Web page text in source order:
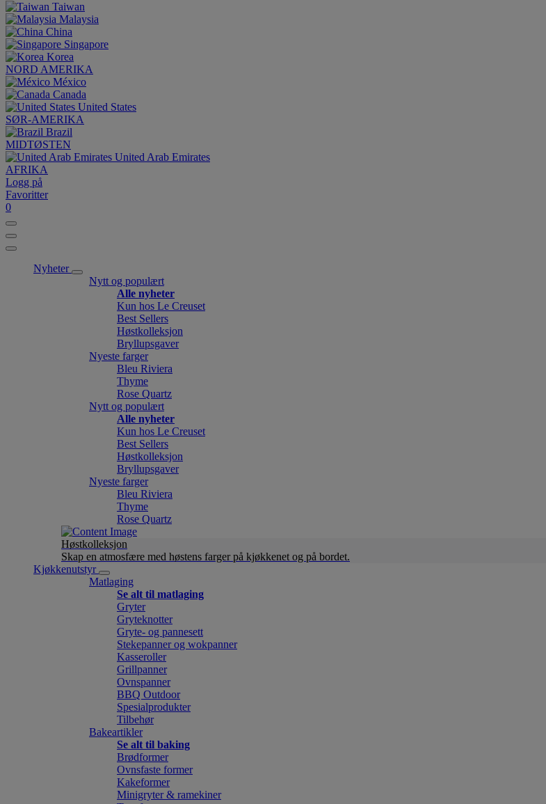
Taiwan
Malaysia
China
Singapore
Korea
NORD AMERIKA
México
Canada
United States
SØR-AMERIKA
Brazil
MIDTØSTEN
United Arab Emirates
AFRIKA
Logg på
Favoritter
0
Nyheter
Nytt og populært
Alle nyheter
Kun hos Le Creuset
Best Sellers
Høstkolleksjon
Bryllupsgaver
Nyeste farger
Bleu Riviera
Thyme
Rose Quartz
Nytt og populært
Alle nyheter
Kun hos Le Creuset
Best Sellers
Høstkolleksjon
Bryllupsgaver
Nyeste farger
Bleu Riviera
Thyme
Rose Quartz
Høstkolleksjon
Skap en atmosfære med høstens farger på kjøkkenet og på bordet.
Kjøkkenutstyr
Matlaging
Se alt til matlaging
Gryter
Gryteknotter
Gryte- og pannesett
Stekepanner og wokpanner
Kasseroller
Grillpanner
Ovnspanner
BBQ Outdoor
Spesialprodukter
Tilbehør
Bakeartikler
Se alt til baking
Brødformer
Ovnsfaste former
Kakeformer
Minigryter & ramekiner